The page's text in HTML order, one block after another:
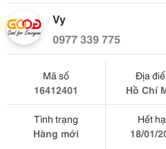
Vy
0977 339 775
Mã số
16412401
Địa
Hồ Chí
Tình trạng
Hàng mới
Hết
18/01/